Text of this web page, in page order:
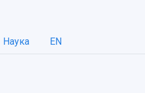
Наука EN